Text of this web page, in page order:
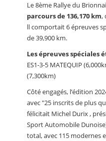
Le 8ème Rallye du
parcours de 136,170 km,
ll comportait 6 épreuves
de 39,900 km.
Les épreuves spéciales
ES1-3-5 MATEQUIP
(7,300km)
Côté engagés, l’édition
avec "25 inscrits de plus
félicitait Michel Durix ,
Sport Automobile
total, avec 115 modernes